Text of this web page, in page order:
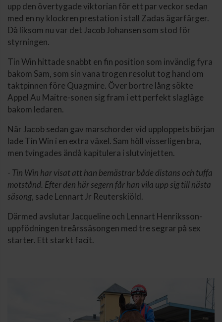
upp den övertygade viktorian för ett par veckor sedan
med en ny klockren prestation i stall Zadas ägarfärger.
Då liksom nu var det Jacob Johansen som stod för
styrningen.
Tin Win hittade snabbt en fin position som invändig fyra
bakom Sam, som sin vana trogen resolut tog hand om
taktpinnen före Quagmire. Över bortre lång sökte
Appel Au Maitre-sonen sig fram i ett perfekt slagläge
bakom ledaren.
När Jacob sedan gav marschorder vid upploppets början
lade Tin Win i en extra växel. Sam höll visserligen bra,
men tvingades ändå kapitulera i slutvinjetten.
- Tin Win har visat att han bemästrar både distans och tuffa
motstånd. Efter den här segern får han vila upp sig till nästa
säsong, sade Lennart Jr Reuterskiöld.
Därmed avslutar Jacqueline och Lennart Henriksson-
uppfödningen treårssäsongen med tre segrar på sex
starter. Ett starkt facit.